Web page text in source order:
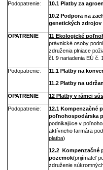
Podopatrenie: 10.1 Platby za
10.2 Podpora na
genetických
OPATRENIE 11 Ekologické
právnické osoby
združenia plniace
čl. 9 nariadenia EÚ č.
Podopatrenie: 11.1 Platby na
11.2 Platby na
OPATRENIE 12 Platby v rámci
Podopatrenie:
12.1 Kompenzačné
poľnohospodárska
podnikajúce v
aktívneho farmára
platba)
12.2 Kompenzačné
pozemok(prijímateľ
združenie